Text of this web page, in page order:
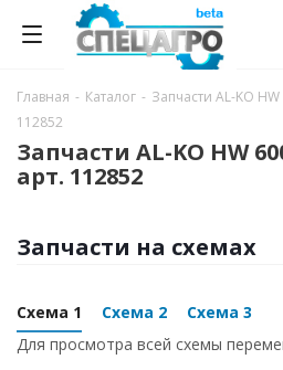
Главная - Каталог - Запчасти AL-KO
112852
Запчасти AL-KO HW
арт. 112852
Запчасти на схемах
Схема 1 Схема 2
Схема 3
Для просмотра всей схемы